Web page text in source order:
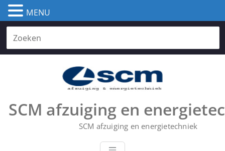
Skip
content
SCM afzuiging en
SCM afzuiging en energietechniek
MENU